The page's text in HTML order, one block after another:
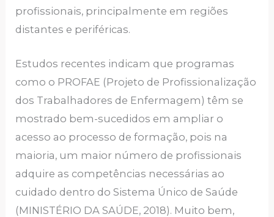
profissionais, principalmente em regiões
distantes e periféricas.
Estudos recentes indicam que programas
como o PROFAE (Projeto de Profissionalização
dos Trabalhadores de Enfermagem) têm se
mostrado bem-sucedidos em ampliar o
acesso ao processo de formação, pois na
maioria, um maior número de profissionais
adquire as competências necessárias ao
cuidado dentro do Sistema Único de Saúde
(MINISTÉRIO DA SAÚDE, 2018). Muito bem,